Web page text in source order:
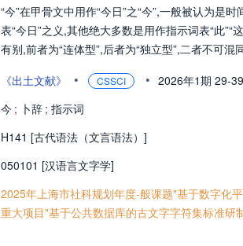
“今”在甲骨文中用作“今日”之“今”,一般被认为是
表“今日”之义,其他绝大多数是用作指示词表“此
有别,前者为“连体型”,后者为“独立型”,二者不可混
《出土文献》 • CSSCI • 2026年1期 29-
今 ; 卜辞 ; 指示词
H141 [古代语法（文言语法）]
050101 [汉语言文字学]
2025年上海市社科规划年度-般课题"基于数字化
重大项目"基于公共数据库的古文字字符集标准研